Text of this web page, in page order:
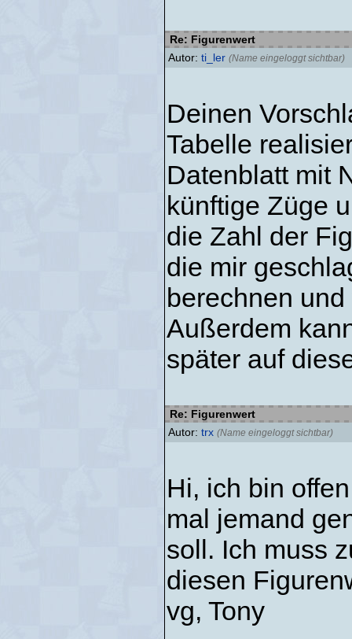
Re: Figurenwert
Autor: ti_ler (Name eingeloggt sichtbar)
Deinen
Tabelle
Datenblatt mit
künftige Züge
die Zahl der
die mir
berechnen
Außerdem
später auf
Re: Figurenwert
Autor: trx (Name eingeloggt sichtbar)
Hi, ich bin
mal jemand
soll. Ich muss
diesen
vg, Tony